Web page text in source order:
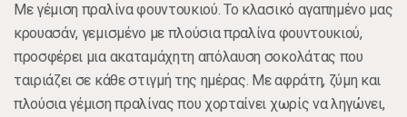
Με γέμιση πραλίνα φουντουκιού. Το κλασικό αγαπημένο μας
κρουασάν, γεμισμένο με πλούσια πραλίνα φουντουκιού,
προσφέρει μια ακαταμάχητη απόλαυση σοκολάτας που
ταιριάζει σε κάθε στιγμή της ημέρας. Με αφράτη, ζύμη και
πλούσια γέμιση πραλίνας που χορταίνει χωρίς να ληγώνει,